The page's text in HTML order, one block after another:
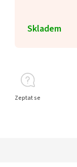
Skladem
Zeptat se